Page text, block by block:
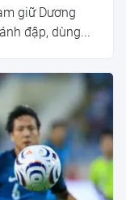
giữ Dương
đập, dùng...